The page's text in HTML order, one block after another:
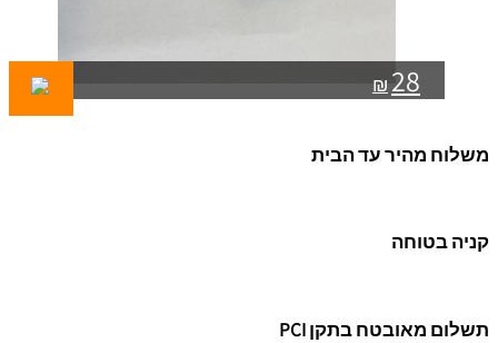
₪ 28
משלוח מהיר עד הבית
קניה בטוחה
תשלום מאובטח בתקן PCI